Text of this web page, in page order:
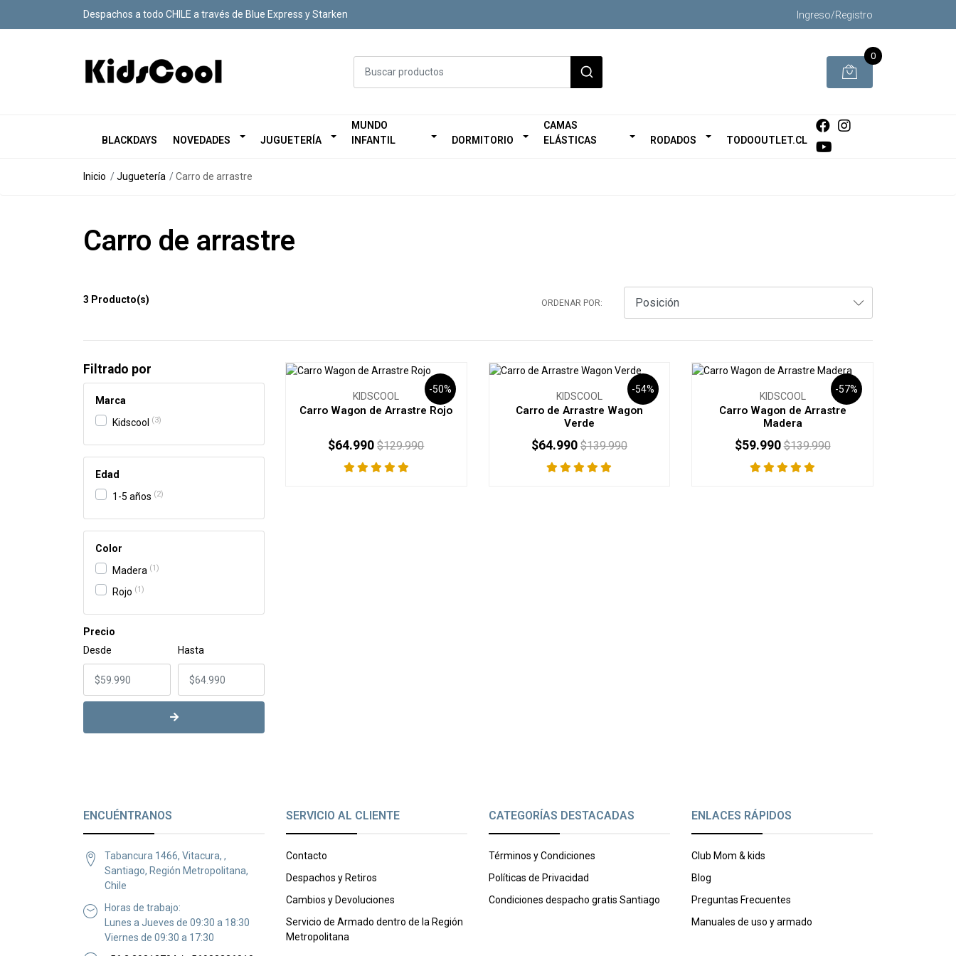
Despachos a todo CHILE a través de Blue Express y Starken Ingreso/Registro
0
BLACKDAYS NOVEDADES JUGUETERÍA
MUNDO
INFANTIL
DORMITORIO
CAMAS
ELÁSTICAS
RODADOS TODOOUTLET.CL
Inicio Juguetería Carro de arrastre
Carro de arrastre
3 Producto(s) ORDENAR POR:
Filtrado por
Marca
Kidscool
3
Edad
1-5 años
2
Color
Madera
1
Rojo 1
Precio
Desde
Hasta
-50%
KIDSCOOL
Carro Wagon de Arrastre Rojo
+
$64.990 $129.990
-54%
KIDSCOOL
Carro de Arrastre Wagon
Verde
+
$64.990 $139.990
-57%
KIDSCOOL
Carro Wagon de Arrastre
Madera
+
$59.990 $139.990
ENCUÉNTRANOS
Tabancura 1466, Vitacura, ,
Santiago, Región Metropolitana,
Chile
Horas de trabajo:
Lunes a Jueves de 09:30 a 18:30
Viernes de 09:30 a 17:30
SERVICIO AL CLIENTE
Contacto
Despachos y Retiros
Cambios y Devoluciones
Servicio de Armado dentro de la Región
Metropolitana
CATEGORÍAS DESTACADAS
Términos y Condiciones
Políticas de Privacidad
Condiciones despacho gratis Santiago
ENLACES RÁPIDOS
Club Mom & kids
Blog
Preguntas Frecuentes
Manuales de uso y armado